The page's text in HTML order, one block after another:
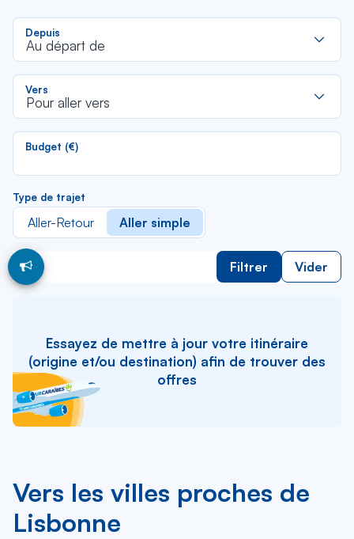
Depuis
Au départ de
Vers
Pour aller vers
Budget (€)
Type de trajet
Aller-Retour Aller simple
Filtrer Vider
Essayez de mettre à jour votre itinéraire
(origine et/ou destination) afin de trouver des
offres
Vers les villes proches de
Lisbonne